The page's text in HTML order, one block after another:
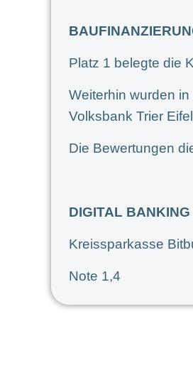
Platz 1 belegte die
Weiterhin wurden
Volksbank Trier
Die Bewertungen
DIGITAL BANKING
Kreissparkasse
Note 1,4